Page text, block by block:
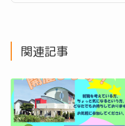
関連記事